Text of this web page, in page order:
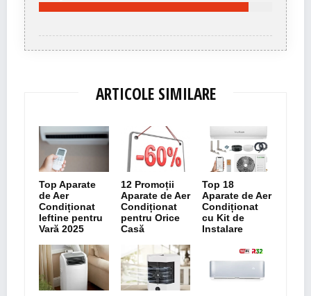
ARTICOLE SIMILARE
Top Aparate
de Aer
Condiționat
Ieftine pentru
Vară 2025
12 Promoții
Aparate de Aer
Condiționat
pentru Orice
Casă
Top 18
Aparate de Aer
Condiționat
cu Kit de
Instalare